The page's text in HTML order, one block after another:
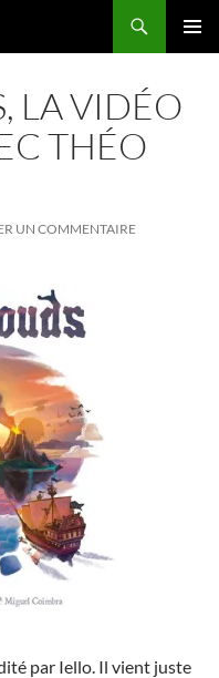
LA VIDÉO
THÉO
UN COMMENTAIRE
par Iello. Il vient juste